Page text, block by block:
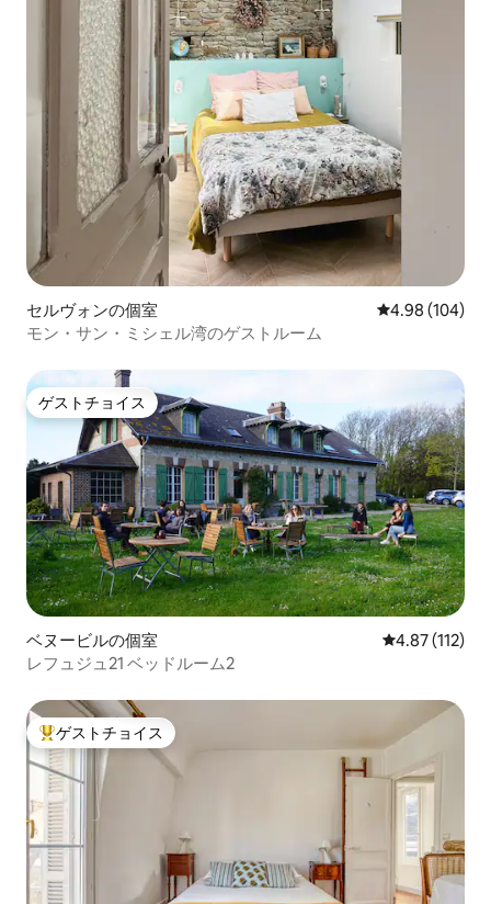
セルヴォンの個室 レビュー104
4.98 (104)
モン・サン・ミシェル湾のゲストルーム
ゲストチョイス
ゲストチョイス
ベヌービルの個室 レビュー112
4.87 (112)
レフュジュ21 ベッドルーム2
大好評のゲストチョイスです。
ゲストチョイス